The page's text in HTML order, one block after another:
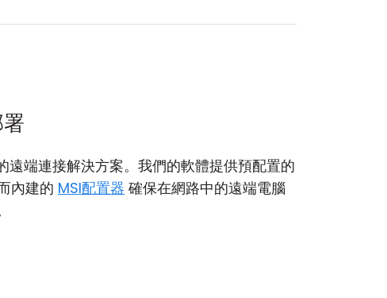
端連接解決方案。我們的軟體提供預配置的
內建的 MSI配置器 確保在網路中的遠端電腦